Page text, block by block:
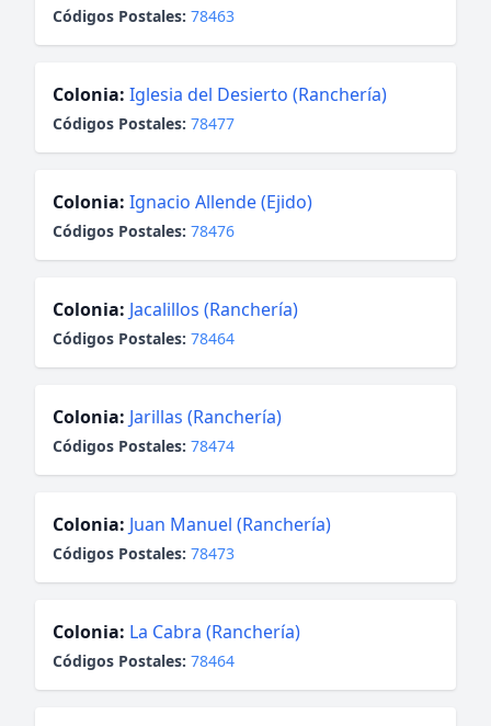
Códigos Postales: 78463
Colonia: Iglesia del Desierto (Ranchería)
Códigos Postales: 78477
Colonia: Ignacio Allende (Ejido)
Códigos Postales: 78476
Colonia: Jacalillos (Ranchería)
Códigos Postales: 78464
Colonia: Jarillas (Ranchería)
Códigos Postales: 78474
Colonia: Juan Manuel (Ranchería)
Códigos Postales: 78473
Colonia: La Cabra (Ranchería)
Códigos Postales: 78464